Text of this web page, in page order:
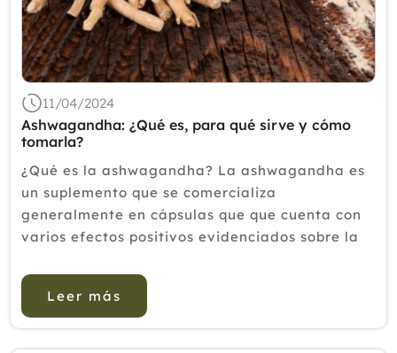
2019
2018
2016
2014
2013
2012
11/04/2024
Ashwagandha: ¿Qué es, para qué sirve y cómo
tomarla?
¿Qué es la ashwagandha? La ashwagandha es
un suplemento que se comercializa
generalmente en cápsulas que que cuenta con
varios efectos positivos evidenciados sobre la
mejorar la calidad del descanso. Esto es
determinante para...
Leer más